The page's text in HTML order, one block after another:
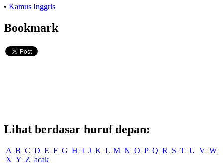
• Kamus Inggris
Bookmark
Lihat berdasar huruf depan:
A B C D E F G H I J K L M N O P Q R S T U V W
X Y Z acak